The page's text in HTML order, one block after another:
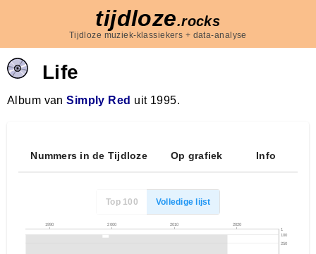
tijdloze.rocks
Tijdloze muziek-klassiekers + data-analyse
Life
Album vanSimply Red uit 1995.
Nummers in de Tijdloze Op grafiek Info
Top 100 Volledige lijst
1990 2000 2010 2020
1
100
250